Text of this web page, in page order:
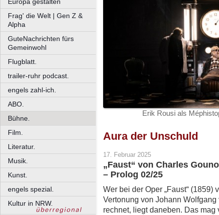
Frag' die Welt | Gen Z &
Alpha
GuteNachrichten fürs
Gemeinwohl
Flugblatt.
trailer-ruhr podcast.
engels zahl-ich.
ABO.
Bühne.
Film.
Literatur.
Musik.
Kunst.
engels spezial.
Kultur in NRW.
Erik Rousi als
Aura der Unschuld
17. Februar 2025
„Faust“ von Charles
– Prolog 02/25
Wer bei der Oper „Faust“
Vertonung von Johann
rechnet, liegt daneben. Das